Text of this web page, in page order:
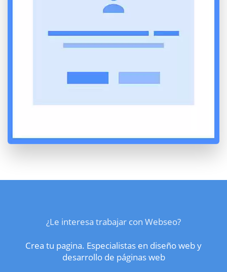
¿Le interesa trabajar con Webseo?
Crea tu pagina. Especialistas en diseño web y
desarrollo de páginas web